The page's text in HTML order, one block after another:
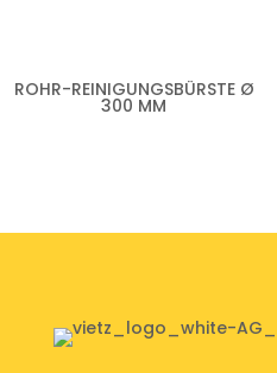
ROHR-REINIGUNGSBÜRSTE Ø
300 MM